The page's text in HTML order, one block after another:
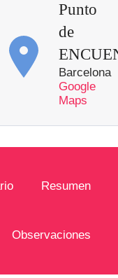
Punto
de
Barcelona
Google
Maps
Resumen
Observaciones